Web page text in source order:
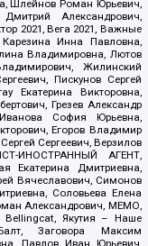
Шлейнов Роман Юрьевич,
Александрович,
2021, Вега 2021, Важные
Инна Павловна,
Владимировна, Лютов
Жилинский
Пискунов Сергей
Екатерина Викторовна,
Грезев Александр
София Юрьевна,
Егоров Владимир
Сергеевич, Верзилов
ИНОСТРАННЫЙ АГЕНТ,
Екатерина Дмитриевна,
Вячеславович, Симонов
Соловьева Елена
Александрович, МЕМО,
Bellingcat, Якутия – Наше
Заговора Максим
Павлов Иван Юрьевич,